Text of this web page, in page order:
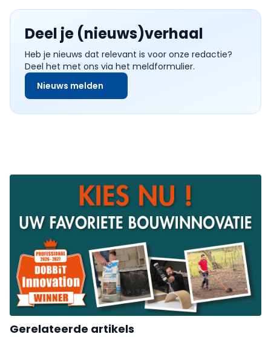
Deel je (nieuws)verhaal
Heb je nieuws dat relevant is voor onze redactie?
Deel het met ons via het meldformulier.
Nieuws melden
Gerelateerde artikels